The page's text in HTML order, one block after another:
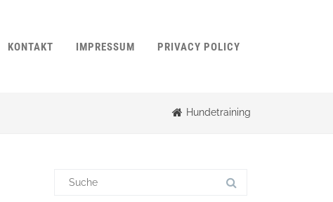
KONTAKT IMPRESSUM PRIVACY POLICY
Hundetraining